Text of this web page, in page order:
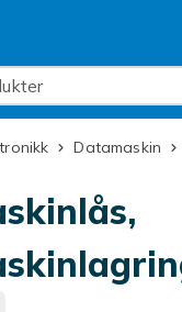
Datamaskin